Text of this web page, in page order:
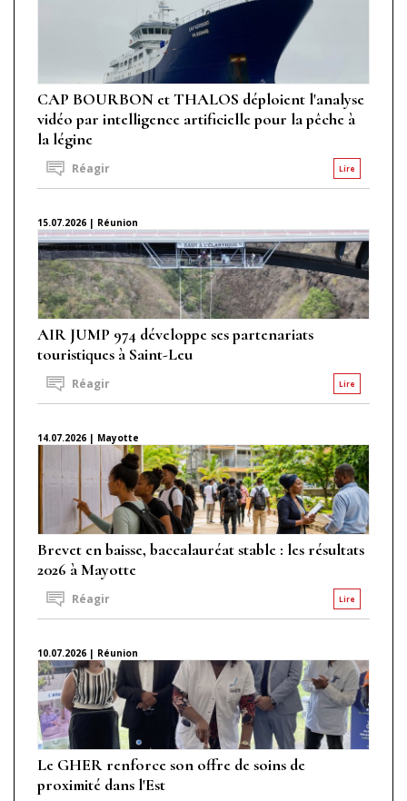
CAP BOURBON et THALOS déploient l'analyse
vidéo par intelligence artificielle pour la pêche à
la légine
Lire
Réagir
15.07.2026 | Réunion
AIR JUMP 974 développe ses partenariats
touristiques à Saint-Leu
Lire
Réagir
14.07.2026 | Mayotte
Brevet en baisse, baccalauréat stable : les résultats
2026 à Mayotte
Lire
Réagir
10.07.2026 | Réunion
Le GHER renforce son offre de soins de
proximité dans l'Est